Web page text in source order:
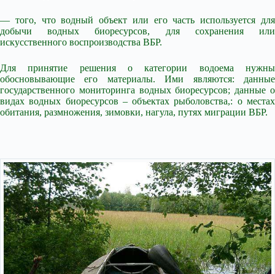
— того, что водный объект или его часть используется для
добычи водных биоресурсов, для сохранения или
искусственного воспроизводства ВБР.
Для принятие решения о категории водоема нужны
обосновывающие его материалы. Ими являются: данные
государственного мониторинга водных биоресурсов; данные о
видах водных биоресурсов – объектах рыболовства,: о местах
обитания, размножения, зимовки, нагула, путях миграции ВБР.